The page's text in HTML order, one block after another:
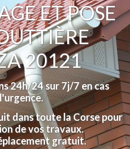
ET POSE
20121
24h/24 sur 7j/7 en cas
dans toute la Corse pour
de vos travaux.
gratuit.